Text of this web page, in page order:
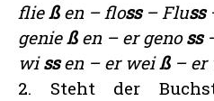
flie ß en – floss – Fluss
genie ß en – er geno ss
wi ss en – er wei ß – er
2. Steht der